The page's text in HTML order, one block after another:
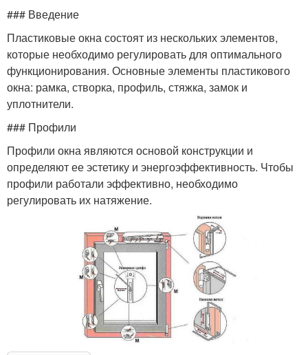
### Введение
Пластиковые окна состоят из нескольких элементов,
которые необходимо регулировать для оптимального
функционирования. Основные элементы пластикового
окна: рамка, створка, профиль, стяжка, замок и
уплотнители.
### Профили
Профили окна являются основой конструкции и
определяют ее эстетику и энергоэффективность. Чтобы
профили работали эффективно, необходимо
регулировать их натяжение.